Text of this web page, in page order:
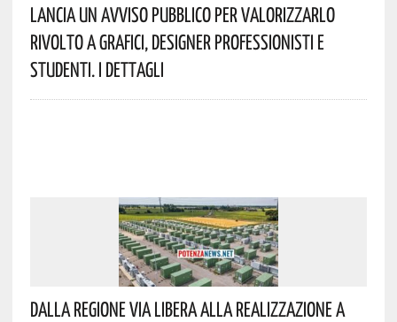
Lancia Un Avviso Pubblico Per Valorizzarlo
Rivolto A Grafici, Designer Professionisti E
Studenti. I Dettagli
Dalla Regione Via Libera Alla Realizzazione A